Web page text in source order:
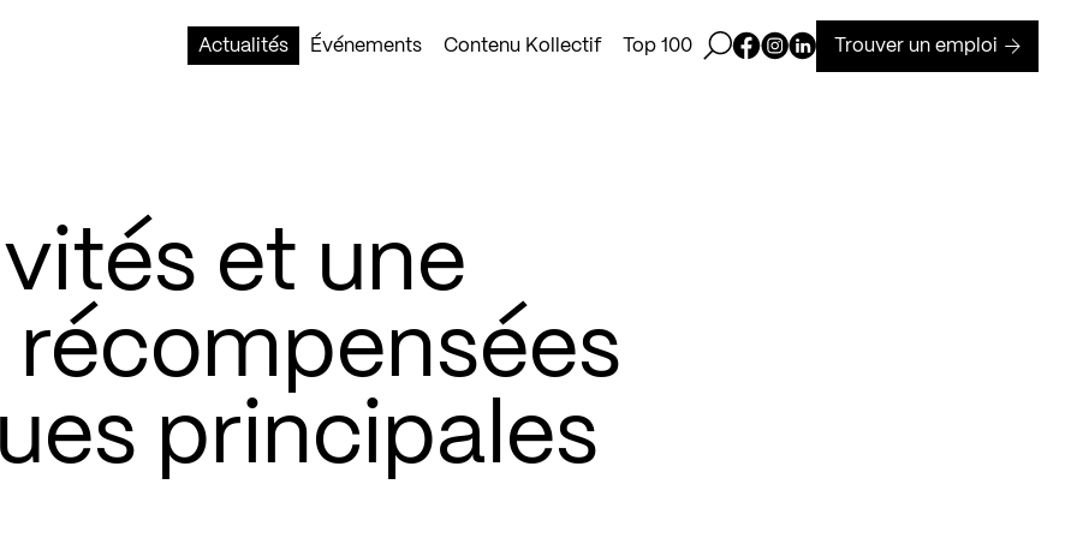
Actualités
Événements Contenu Kollectif Top 100 Ouvrir la barre de recherche
Page Facebook de Kollectif
Page Instagram de Kollectif
Page Linkedin de Kollectif
Trouver un emploi
et une
principales